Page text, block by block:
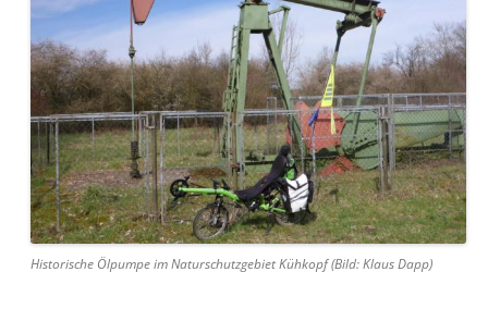
Historische Ölpumpe im Naturschutzgebiet Kühkopf (Bild: Klaus Dapp)